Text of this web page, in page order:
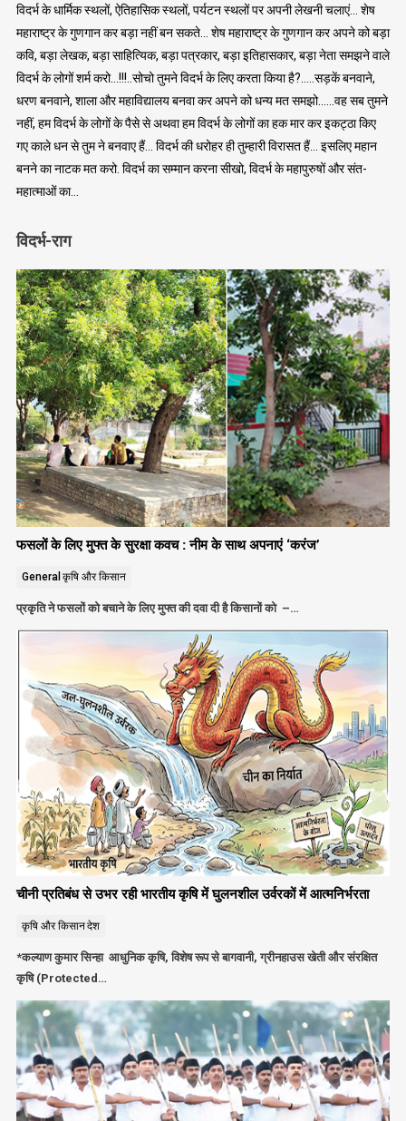
विदर्भ के धार्मिक स्थलों, ऐतिहासिक स्थलों, पर्यटन स्थलों पर अपनी लेखनी चलाएं… शेष
महाराष्ट्र के गुणगान कर बड़ा नहीं बन सकते… शेष महाराष्ट्र के गुणगान कर अपने को बड़ा
कवि, बड़ा लेखक, बड़ा साहित्यिक, बड़ा पत्रकार, बड़ा इतिहासकार, बड़ा नेता समझने वाले
विदर्भ के लोगों शर्म करो…!!!..सोचो तुमने विदर्भ के लिए करता किया है?…..सड़कें बनवाने,
धरण बनवाने, शाला और महाविद्यालय बनवा कर अपने को धन्य मत समझो……वह सब तुमने
नहीं, हम विदर्भ के लोगों के पैसे से अथवा हम विदर्भ के लोगों का हक मार कर इकट्ठा किए
गए काले धन से तुम ने बनवाए हैं… विदर्भ की धरोहर ही तुम्हारी विरासत हैं… इसलिए महान
बनने का नाटक मत करो. विदर्भ का सम्मान करना सीखो, विदर्भ के महापुरुषों और संत-
महात्माओं का…
विदर्भ-राग
फसलों के लिए मुफ्त के सुरक्षा कवच : नीम के साथ अपनाएं ‘करंज’
General कृषि और किसान
प्रकृति ने फसलों को बचाने के लिए मुफ्त की दवा दी है किसानों को –…
चीनी प्रतिबंध से उभर रही भारतीय कृषि में घुलनशील उर्वरकों में आत्मनिर्भरता
कृषि और किसानदेश
*कल्याण कुमार सिन्हा आधुनिक कृषि, विशेष रूप से बागवानी, ग्रीनहाउस खेती और संरक्षित
कृषि (Protected…